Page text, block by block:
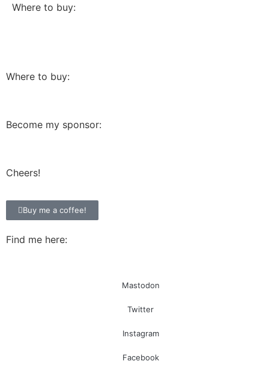
Where to buy:
Where to buy:
Become my sponsor:
Cheers!
Buy me a coffee!
Find me here:
Mastodon
Twitter
Instagram
Facebook